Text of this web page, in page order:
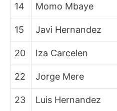
14 Momo Mbaye
15 Javi Hernandez
20 Iza Carcelen
22 Jorge Mere
23 Luis Hernandez